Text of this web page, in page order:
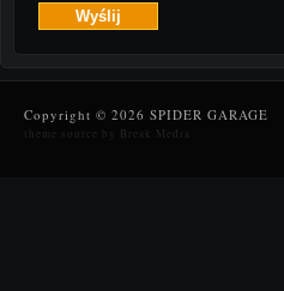
Copyright © 2026 SPIDER GARAGE
theme source by Break Media